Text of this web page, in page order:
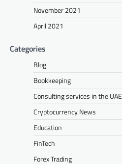
November 2021
April 2021
Categories
Blog
Bookkeeping
Consulting services in the UAE
Cryptocurrency News
Education
FinTech
Forex Trading